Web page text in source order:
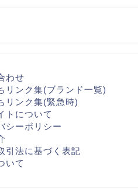
わせ
リンク集(ブランド一覧)
リンク集(緊急時)
トについて
シーポリシー
引法に基づく表記
いて